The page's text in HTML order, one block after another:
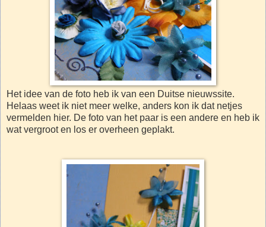
Het idee van de foto heb ik van een Duitse nieuwssite.
Helaas weet ik niet meer welke, anders kon ik dat netjes
vermelden hier. De foto van het paar is een andere en heb ik
wat vergroot en los er overheen geplakt.